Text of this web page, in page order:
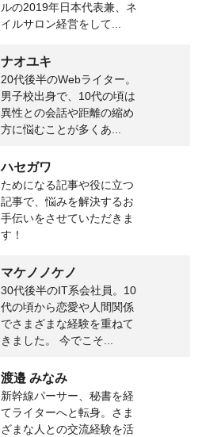
ルの2019年日本代表兼、ネ
イルサロン経営をして...
ナオユキ
20代後半のWebライター。
男子校出身で、10代の頃は
異性との会話や距離の縮め
方に悩むことが多くあ...
ハセガワ
ためになる記事や役に立つ
記事で、悩みを解決するお
手伝いをさせていただきま
す！
マケノノケノ
30代後半のIT系会社員。10
代の頃から恋愛や人間関係
でさまざまな経験を重ねて
きました。 今でこそ...
渡邉 みなみ
新幹線パーサー、秘書を経
てライターへと転身。さま
ざまな人との交流経験を活